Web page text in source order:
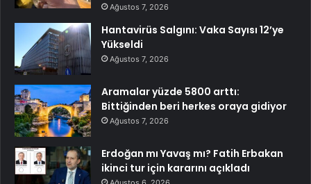
Ağustos 7, 2026
Hantavirüs Salgını: Vaka Sayısı 12’ye
Yükseldi
Ağustos 7, 2026
Aramalar yüzde 5800 arttı:
Bittiğinden beri herkes oraya gidiyor
Ağustos 7, 2026
Erdoğan mı Yavaş mı? Fatih Erbakan
ikinci tur için kararını açıkladı